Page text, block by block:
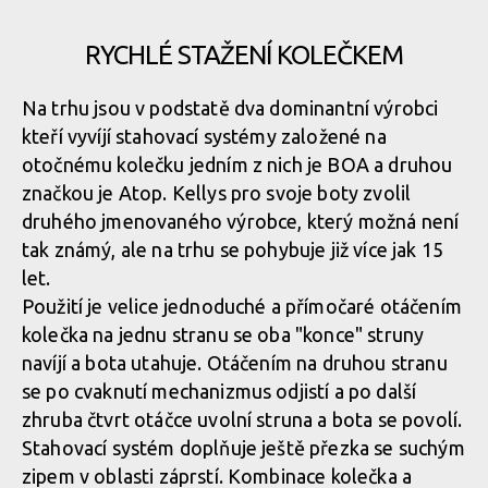
Podrážka bot KLS Beat
Podrážka bot KLS Beat
Podrážka bot KLS Beat
Čištění prostorů mezi výstupky je slabé, téměř neustále jsem je
měl zanesené
Čištění prostorů mezi výstupky je slabé, téměř neustále jsem je
měl zanesené
Čištění prostorů mezi výstupky je slabé, téměř neustále jsem je
měl zanesené
Čištění prostorů mezi výstupky je slabé, téměř neustále jsem je
měl zanesené
Výstupky podrážky jsou masivní, jen tak se neošlapou
Výstupky podrážky jsou masivní, jen tak se neošlapou
Výstupky podrážky jsou masivní, jen tak se neošlapou
Výstupky podrážky jsou masivní, jen tak se neošlapou
Výstupky podrážky jsou masivní, jen tak se neošlapou
Výstupky podrážky jsou masivní, jen tak se neošlapou
RYCHLÉ STAŽENÍ KOLEČKEM
Na trhu jsou v podstatě dva dominantní výrobci
kteří vyvíjí stahovací systémy založené na
otočnému kolečku jedním z nich je BOA a druhou
značkou je Atop. Kellys pro svoje boty zvolil
druhého jmenovaného výrobce, který možná není
tak známý, ale na trhu se pohybuje již více jak 15
let.
Použití je velice jednoduché a přímočaré otáčením
kolečka na jednu stranu se oba "konce" struny
navíjí a bota utahuje. Otáčením na druhou stranu
se po cvaknutí mechanizmus odjistí a po další
zhruba čtvrt otáčce uvolní struna a bota se povolí.
Stahovací systém doplňuje ještě přezka se suchým
zipem v oblasti záprstí. Kombinace kolečka a